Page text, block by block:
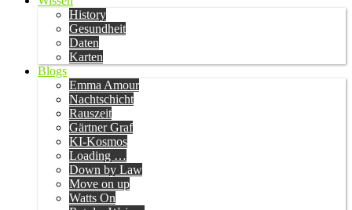
History
Gesundheit
Daten
Karten
Blogs
Emma Amour
Nachtschicht
Rauszeit
Gärtner Graf
KI-Kosmos
Loading …
Down by Law
Move on up
Watts On